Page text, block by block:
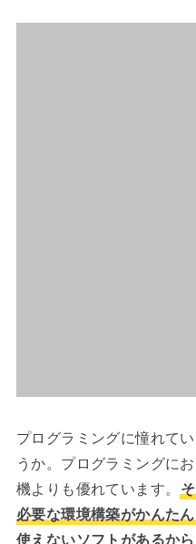
プログラミングに憧れて
うか。プログラミングに
機よりも優れています。
必要な環境構築がかんた
使えないソフトがあるから